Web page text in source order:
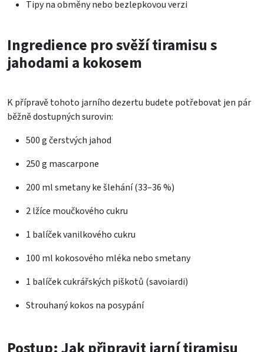
Tipy na obměny nebo bezlepkovou verzi
Ingredience pro svěží tiramisu s
jahodami a kokosem
K přípravě tohoto jarního dezertu budete potřebovat jen pár
běžně dostupných surovin:
500 g čerstvých jahod
250 g mascarpone
200 ml smetany ke šlehání (33–36 %)
2 lžíce moučkového cukru
1 balíček vanilkového cukru
100 ml kokosového mléka nebo smetany
1 balíček cukrářských piškotů (savoiardi)
Strouhaný kokos na posypání